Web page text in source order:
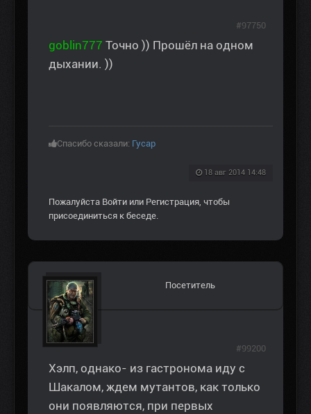
goblin777 Точно )) Прошёл на одном
дыхании. ))
Спасибо сказали: Гусар
18 авг 2014 14:48
#97750
Пожалуйста Войти или Регистрация, чтобы
присоединиться к беседе.
Посетитель
Хэлп, однако- из гастронома иду с
Шакалом, ждем мутантов, как только
они появляются, при первых
#99200